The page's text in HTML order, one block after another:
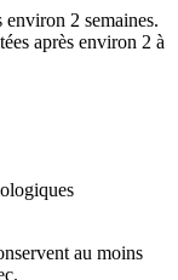
environ 2 semaines.
après environ 2 à
au moins